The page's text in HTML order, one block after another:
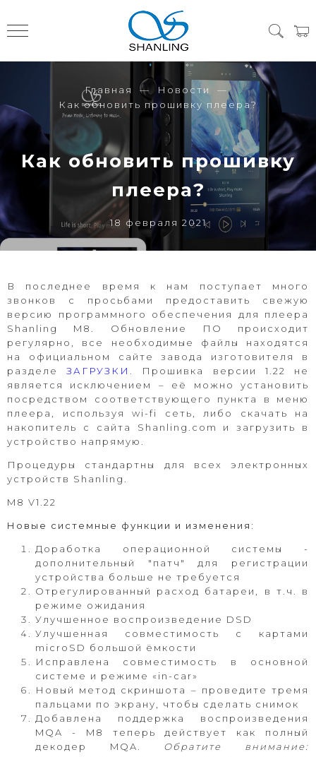
Главная
Новости
Как обновить прошивку плеера?
Как обновить прошивку
плеера?
18 февраля 2021
В последнее время к нам поступает много
звонков с просьбами предоставить свежую
версию программного обеспечения для плеера
Shanling M8
. Обновление ПО происходит
регулярно, все необходимые файлы находятся
на официальном сайте завода изготовителя в
разделеЗАГРУЗКИ
. Прошивка версии 1.22 не
является исключением – её можно установить
посредством соответствующего пункта в меню
плеера, используя wi-fi сеть, либо скачать на
накопитель с сайта Shanling.com
и загрузить в
устройство напрямую.
Процедуры стандартны для всех электронных
устройств Shanling
M8 V1.22
Новые системные функции и изменения:
Доработка операционной системы -
дополнительный "патч" для регистрации
устройства больше не требуется
Отрегулированный расход батареи, в т.ч. в
режиме ожидания
Улучшенное воспроизведение DSD
Улучшенная совместимость с картами
microSD большой ёмкости
Исправлена совместимость в основной
системе и режиме «in-car»
Новый метод скриншота – проведите тремя
пальцами по экрану, чтобы сделать снимок
Добавлена поддержка воспроизведения
MQA - M8 теперь действует как полный
декодер MQA. Обратите внимание: